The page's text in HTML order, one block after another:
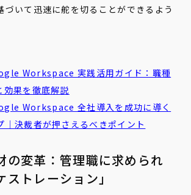
づいて迅速に舵を切ることができるよう
Workspace 実践活用ガイド：職種
効果を徹底解説
Workspace 全社導入を成功に導く
｜決裁者が押さえるべきポイント
の変革：管理職に求められ
ストレーション」